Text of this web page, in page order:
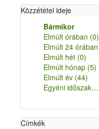
Közzététel ideje
Bármikor
Elmúlt órában (0)
Elmúlt 24 órában
Elmúlt hét (0)
Elmúlt hónap (5)
Elmúlt év (44)
Egyéni időszak…
Címkék